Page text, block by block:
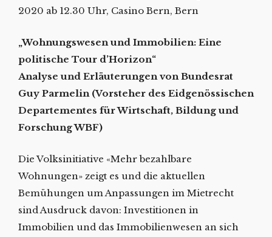
2020 ab 12.30 Uhr, Casino Bern, Bern
„Wohnungswesen und Immobilien: Eine
politische Tour d’Horizon“
Analyse und Erläuterungen von Bundesrat
Guy Parmelin (Vorsteher des Eidgenössischen
Departementes für Wirtschaft, Bildung und
Forschung WBF)
Die Volksinitiative «Mehr bezahlbare
Wohnungen» zeigt es und die aktuellen
Bemühungen um Anpassungen im Mietrecht
sind Ausdruck davon: Investitionen in
Immobilien und das Immobilienwesen an sich